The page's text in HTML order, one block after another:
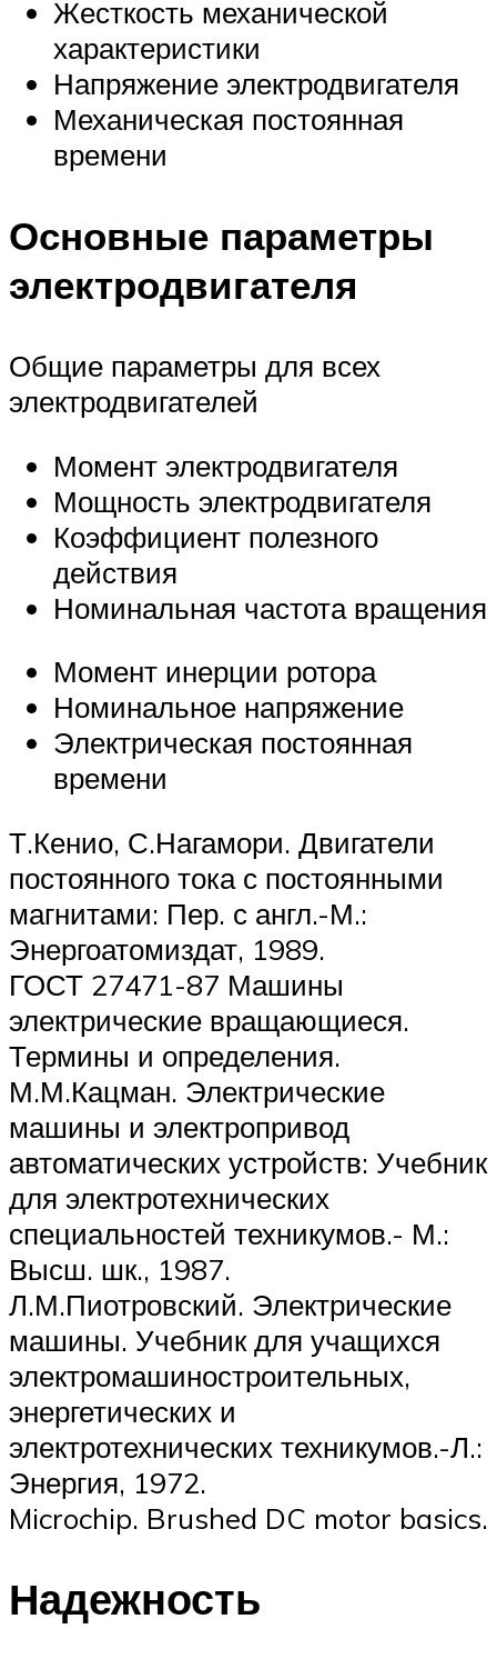
Жесткость механической
характеристики
Напряжение электродвигателя
Механическая постоянная
времени
Основные параметры
электродвигателя
Общие параметры для всех
электродвигателей
Момент электродвигателя
Мощность электродвигателя
Коэффициент полезного
действия
Номинальная частота вращения
Момент инерции ротора
Номинальное напряжение
Электрическая постоянная
времени
Т.Кенио, С.Нагамори. Двигатели
постоянного тока с постоянными
магнитами: Пер. с англ.-М.:
Энергоатомиздат, 1989.
ГОСТ 27471-87 Машины
электрические вращающиеся.
Термины и определения.
М.М.Кацман. Электрические
машины и электропривод
автоматических устройств: Учебник
для электротехнических
специальностей техникумов.- М.:
Высш. шк., 1987.
Л.М.Пиотровский. Электрические
машины. Учебник для учащихся
электромашиностроительных,
энергетических и
электротехнических техникумов.-Л.:
Энергия, 1972.
Microchip. Brushed DC motor basics.
Надежность